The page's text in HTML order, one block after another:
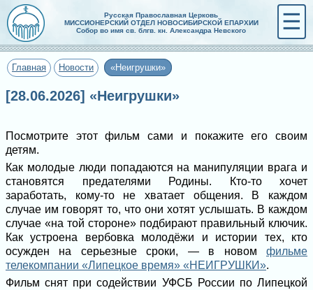
Русская Православная Церковь
МИССИОНЕРСКИЙ ОТДЕЛ НОВОСИБИРСКОЙ ЕПАРХИИ
Собор во имя св. блгв. кн. Александра Невского
☰
Главная Новости «Неигрушки»
[28.06.2026] «Неигрушки»
Посмотрите этот фильм сами и покажите его своим
детям.
Как молодые люди попадаются на манипуляции врага и
становятся предателями Родины. Кто-то хочет
заработать, кому-то не хватает общения. В каждом
случае им говорят то, что они хотят услышать. В каждом
случае «на той стороне» подбирают правильный ключик.
Как устроена вербовка молодёжи и истории тех, кто
осужден на серьезные сроки, — в новом фильме
телекомпании «Липецкое время» «НЕИГРУШКИ».
Фильм снят при содействии УФСБ России по Липецкой